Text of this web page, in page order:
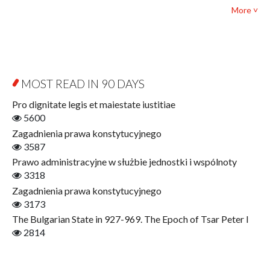
Open Access
Film! Scholars
Finance
Gerontology
Literary Interpretations
Jerzy Giedroyc and Witnesses of History
Winter of Life?
Linguistics
More ˅
MOST READ IN 90 DAYS
Pro dignitate legis et maiestate iustitiae
5600
Zagadnienia prawa konstytucyjnego
3587
Prawo administracyjne w służbie jednostki i wspólnoty
3318
Zagadnienia prawa konstytucyjnego
3173
The Bulgarian State in 927-969. The Epoch of Tsar Peter I
2814